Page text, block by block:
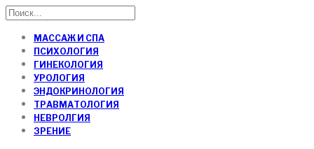
МАССАЖ И СПА
ПСИХОЛОГИЯ
ГИНЕКОЛОГИЯ
УРОЛОГИЯ
ЭНДОКРИНОЛОГИЯ
ТРАВМАТОЛОГИЯ
НЕВРОЛГИЯ
ЗРЕНИЕ